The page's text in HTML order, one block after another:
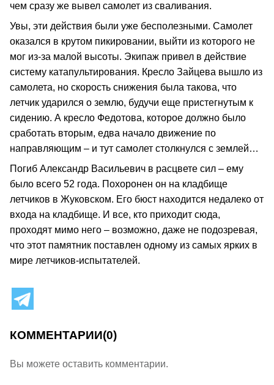
чем сразу же вывел самолет из сваливания.
Увы, эти действия были уже бесполезными. Самолет
оказался в крутом пикировании, выйти из которого не
мог из-за малой высоты. Экипаж привел в действие
систему катапультирования. Кресло Зайцева вышло из
самолета, но скорость снижения была такова, что
летчик ударился о землю, будучи еще пристегнутым к
сидению. А кресло Федотова, которое должно было
сработать вторым, едва начало движение по
направляющим – и тут самолет столкнулся с землей…
Погиб Александр Васильевич в расцвете сил – ему
было всего 52 года. Похоронен он на кладбище
летчиков в Жуковском. Его бюст находится недалеко от
входа на кладбище. И все, кто приходит сюда,
проходят мимо него – возможно, даже не подозревая,
что этот памятник поставлен одному из самых ярких в
мире летчиков-испытателей.
КОММЕНТАРИИ(0)
Вы можете оставить комментарии.